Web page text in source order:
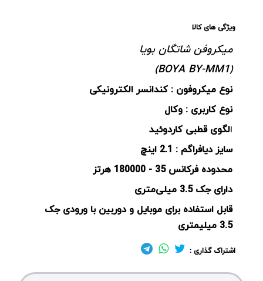
ویژگی های کالا
میکروفن شاتگان بویا
(BOYA BY-MM1)
نوع میکروفون : کندانسر الکترونیکی
نوع کاربری : وکال
الگوی قطبی کاردوئید
سایز دیافراگم : 2.1 اینچ
محدوده فرکانس 35 - 180000 هرتز
دارای جک 3.5 میلی‌متری
قابل استفاده برای موبایل و دوربین با ورودی جک
3.5 میلیمتری
اشتراک گذاری :